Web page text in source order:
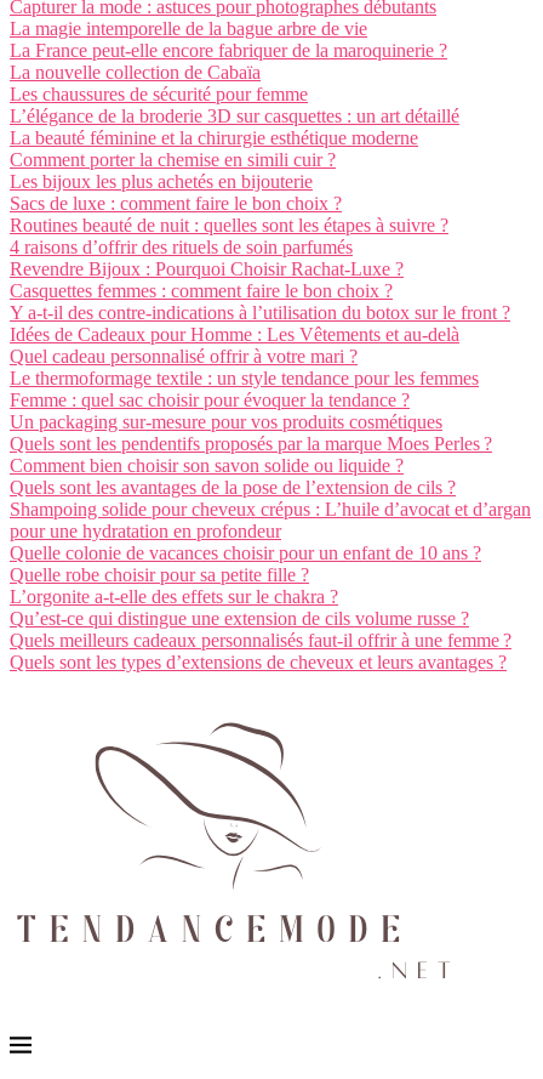
Capturer la mode : astuces pour photographes débutants
La magie intemporelle de la bague arbre de vie
La France peut-elle encore fabriquer de la maroquinerie ?
La nouvelle collection de Cabaïa
Les chaussures de sécurité pour femme
L’élégance de la broderie 3D sur casquettes : un art détaillé
La beauté féminine et la chirurgie esthétique moderne
Comment porter la chemise en simili cuir ?
Les bijoux les plus achetés en bijouterie
Sacs de luxe : comment faire le bon choix ?
Routines beauté de nuit : quelles sont les étapes à suivre ?
4 raisons d’offrir des rituels de soin parfumés
Revendre Bijoux : Pourquoi Choisir Rachat-Luxe ?
Casquettes femmes : comment faire le bon choix ?
Y a-t-il des contre-indications à l’utilisation du botox sur le front ?
Idées de Cadeaux pour Homme : Les Vêtements et au-delà
Quel cadeau personnalisé offrir à votre mari ?
Le thermoformage textile : un style tendance pour les femmes
Femme : quel sac choisir pour évoquer la tendance ?
Un packaging sur-mesure pour vos produits cosmétiques
Quels sont les pendentifs proposés par la marque Moes Perles ?
Comment bien choisir son savon solide ou liquide ?
Quels sont les avantages de la pose de l’extension de cils ?
Shampoing solide pour cheveux crépus : L’huile d’avocat et d’argan
pour une hydratation en profondeur
Quelle colonie de vacances choisir pour un enfant de 10 ans ?
Quelle robe choisir pour sa petite fille ?
L’orgonite a-t-elle des effets sur le chakra ?
Qu’est-ce qui distingue une extension de cils volume russe ?
Quels meilleurs cadeaux personnalisés faut-il offrir à une femme ?
Quels sont les types d’extensions de cheveux et leurs avantages ?